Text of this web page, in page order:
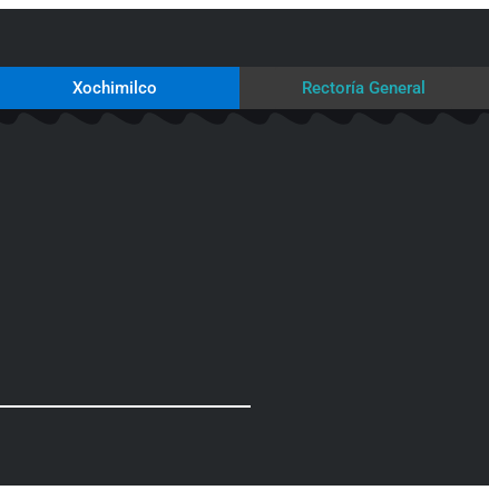
Xochimilco Rectoría General